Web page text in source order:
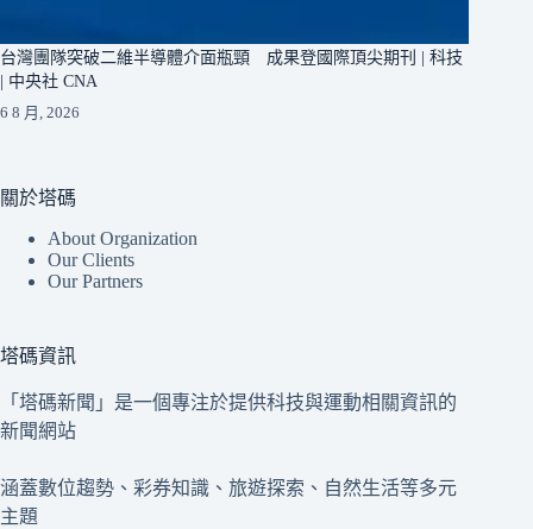
台灣團隊突破二維半導體介面瓶頸 成果登國際頂尖期刊 | 科技
| 中央社 CNA
6 8 月, 2026
關於塔碼
About Organization
Our Clients
Our Partners
塔碼資訊
「塔碼新聞」是一個專注於提供科技與運動相關資訊的
新聞網站
涵蓋數位趨勢、彩券知識、旅遊探索、自然生活等多元
主題